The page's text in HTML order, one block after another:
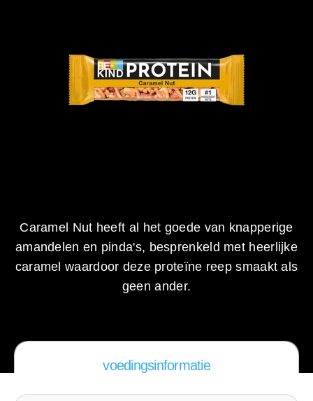
Caramel Nut heeft al het goede van knapperige
amandelen en pinda's, besprenkeld met heerlijke
caramel waardoor deze proteïne reep smaakt als
geen ander.
voedingsinformatie